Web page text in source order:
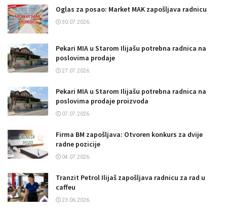
Oglas za posao: Market MAK zapošljava radnicu
30.07.2026.
Pekari MIA u Starom Ilijašu potrebna radnica na
poslovima prodaje
27.07.2026.
Pekari MIA u Starom Ilijašu potrebna radnica na
poslovima prodaje proizvoda
07.07.2026.
Firma BM zapošljava: Otvoren konkurs za dvije
radne pozicije
04.07.2026.
Tranzit Petrol Ilijaš zapošljava radnicu za rad u
caffeu
23.06.2026.